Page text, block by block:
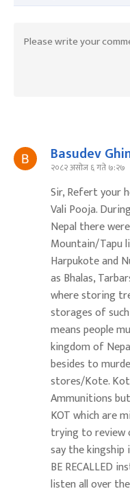
Basudev
२०८२ असोज ६ गते ७:२७
Sir, Refert your
Vali Pooja.
Nepal there
Mountain/Tapu
Harpukote and
as Bhalas,
where storing
storages of
means people
kingdom of
besides to
stores/Kote.
Ammunitions
KOT which are
trying to review
say the kingship
BE RECALLED
listen all over